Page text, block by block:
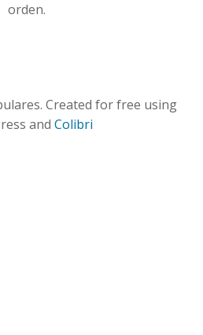
orden.
Created for free using
and Colibri